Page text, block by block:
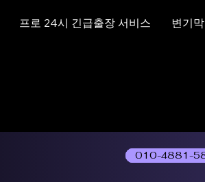
프로 24시 긴급출장 서비스 변기
010-4881-